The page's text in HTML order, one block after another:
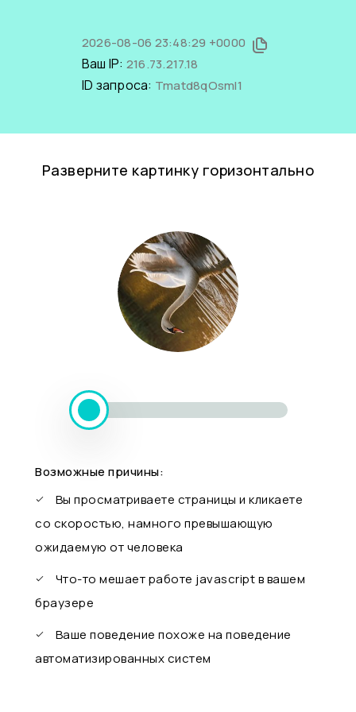
2026-08-06 23:48:29 +0000
Ваш IP: 216.73.217.18
ID запроса: Tmatd8qOsmI1
Разверните картинку горизонтально
Возможные причины:
Вы просматриваете страницы и кликаете
со скоростью, намного превышающую
ожидаемую от человека
Что-то мешает работе javascript в вашем
браузере
Ваше поведение похоже на поведение
автоматизированных систем